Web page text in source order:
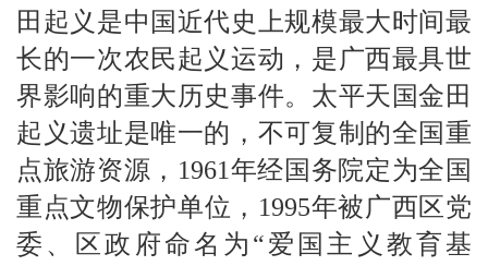
田起义是中国近代史上规模最大时间最
长的一次农民起义运动，是广西最具世
界影响的重大历史事件。太平天国金田
起义遗址是唯一的，不可复制的全国重
点旅游资源，1961年经国务院定为全国
重点文物保护单位，1995年被广西区党
委、区政府命名为“爱国主义教育基